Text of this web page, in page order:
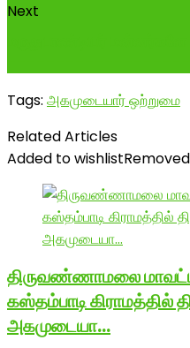
Next
Tags: அகமுடையார் ஒற்றுமை
Related Articles
Added to wishlist
திருவண்ணாமலை
கஸ்தம்பாடி
அகமுடையா…